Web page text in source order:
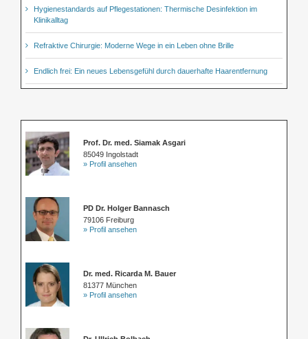
Hygienestandards auf Pflegestationen: Thermische Desinfektion im
Klinikalltag
Refraktive Chirurgie: Moderne Wege in ein Leben ohne Brille
Endlich frei: Ein neues Lebensgefühl durch dauerhafte Haarentfernung
Prof. Dr. med. Siamak Asgari
85049 Ingolstadt
» Profil ansehen
PD Dr. Holger Bannasch
79106 Freiburg
» Profil ansehen
Dr. med. Ricarda M. Bauer
81377 München
» Profil ansehen